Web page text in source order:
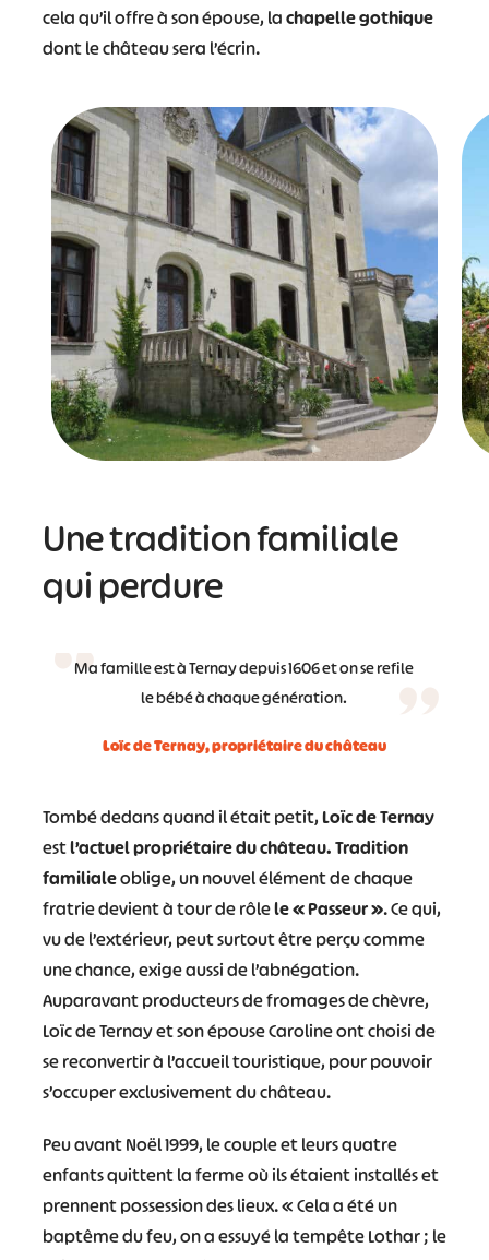
cela qu’il offre à son épouse, lachapelle gothique
dont le château sera l’écrin.
Une tradition familiale
qui perdure
Ma famille est à Ternay depuis 1606 et on se refile
le bébé à chaque génération.
Loïc de Ternay, propriétaire du château
Tombé dedans quand il était petit,Loïc de Ternay
estl’actuel propriétaire du château.Tradition
familialeoblige, un nouvel élément de chaque
fratrie devient à tour de rôlele « Passeur ». Ce qui,
vu de l’extérieur, peut surtout être perçu comme
une chance, exige aussi de l’abnégation.
Auparavant producteurs de fromages de chèvre,
Loïc de Ternay et son épouse Caroline ont choisi de
se reconvertir à l’accueil touristique, pour pouvoir
s’occuper exclusivement du château.
Peu avant Noël 1999, le couple et leurs quatre
enfants quittent la ferme où ils étaient installés et
prennent possession des lieux. « Cela a été un
baptême du feu, on a essuyé la tempête Lothar ; le